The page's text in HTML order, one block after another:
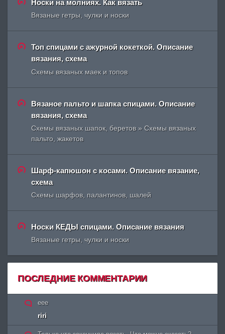
Носки на молниях. Как вязать
Вязаные гетры, чулки и носки
Топ спицами с ажурной кокеткой. Описание
вязания, схема
Схемы вязаных маек и топов
Вязаное пальто и шапка спицами. Описание
вязания, схема
Схемы вязаных шапок, беретов » Схемы вязаных
пальто, жакетов
Шарф-капюшон с косами. Описание вязание,
схема
Схемы шарфов, палантинов, шалей
Носки КЕДЫ спицами. Описание вязания
Вязаные гетры, чулки и носки
ПОСЛЕДНИЕ КОММЕНТАРИИ
eee
riri